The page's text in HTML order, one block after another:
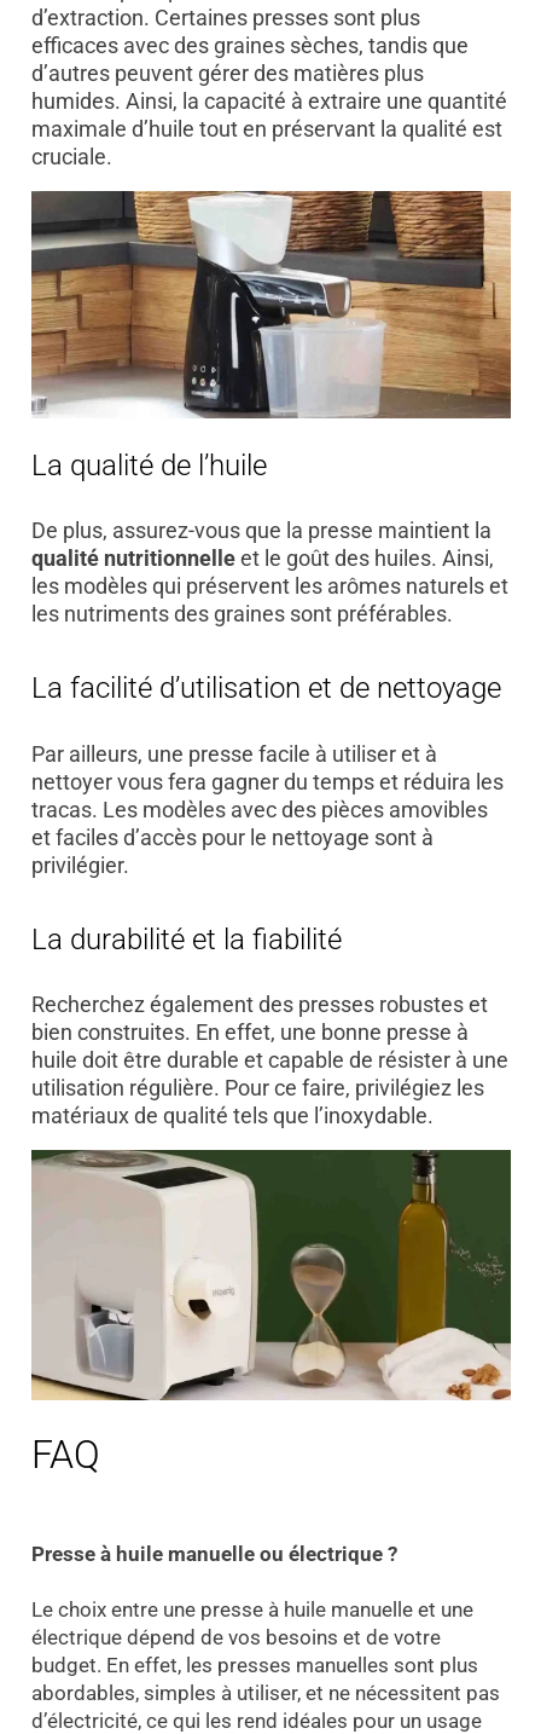
d’extraction. Certaines presses sont plus
efficaces avec des graines sèches, tandis que
d’autres peuvent gérer des matières plus
humides. Ainsi, la capacité à extraire une quantité
maximale d’huile tout en préservant la qualité est
cruciale.
La qualité de l’huile
De plus, assurez-vous que la presse maintient la
qualité nutritionnelleet le goût des huiles. Ainsi,
les modèles qui préservent les arômes naturels et
les nutriments des graines sont préférables.
La facilité d’utilisation et de nettoyage
Par ailleurs, une presse facile à utiliser et à
nettoyer vous fera gagner du temps et réduira les
tracas. Les modèles avec des pièces amovibles
et faciles d’accès pour le nettoyage sont à
privilégier.
La durabilité et la fiabilité
Recherchez également des presses robustes et
bien construites. En effet, une bonne presse à
huile doit être durable et capable de résister à une
utilisation régulière. Pour ce faire, privilégiez les
matériaux de qualité tels que l’inoxydable.
FAQ
Presse à huile manuelle ou électrique ?
Le choix entre une presse à huile manuelle et une
électrique dépend de vos besoins et de votre
budget. En effet, les presses manuelles sont plus
abordables, simples à utiliser, et ne nécessitent pas
d’électricité, ce qui les rend idéales pour un usage